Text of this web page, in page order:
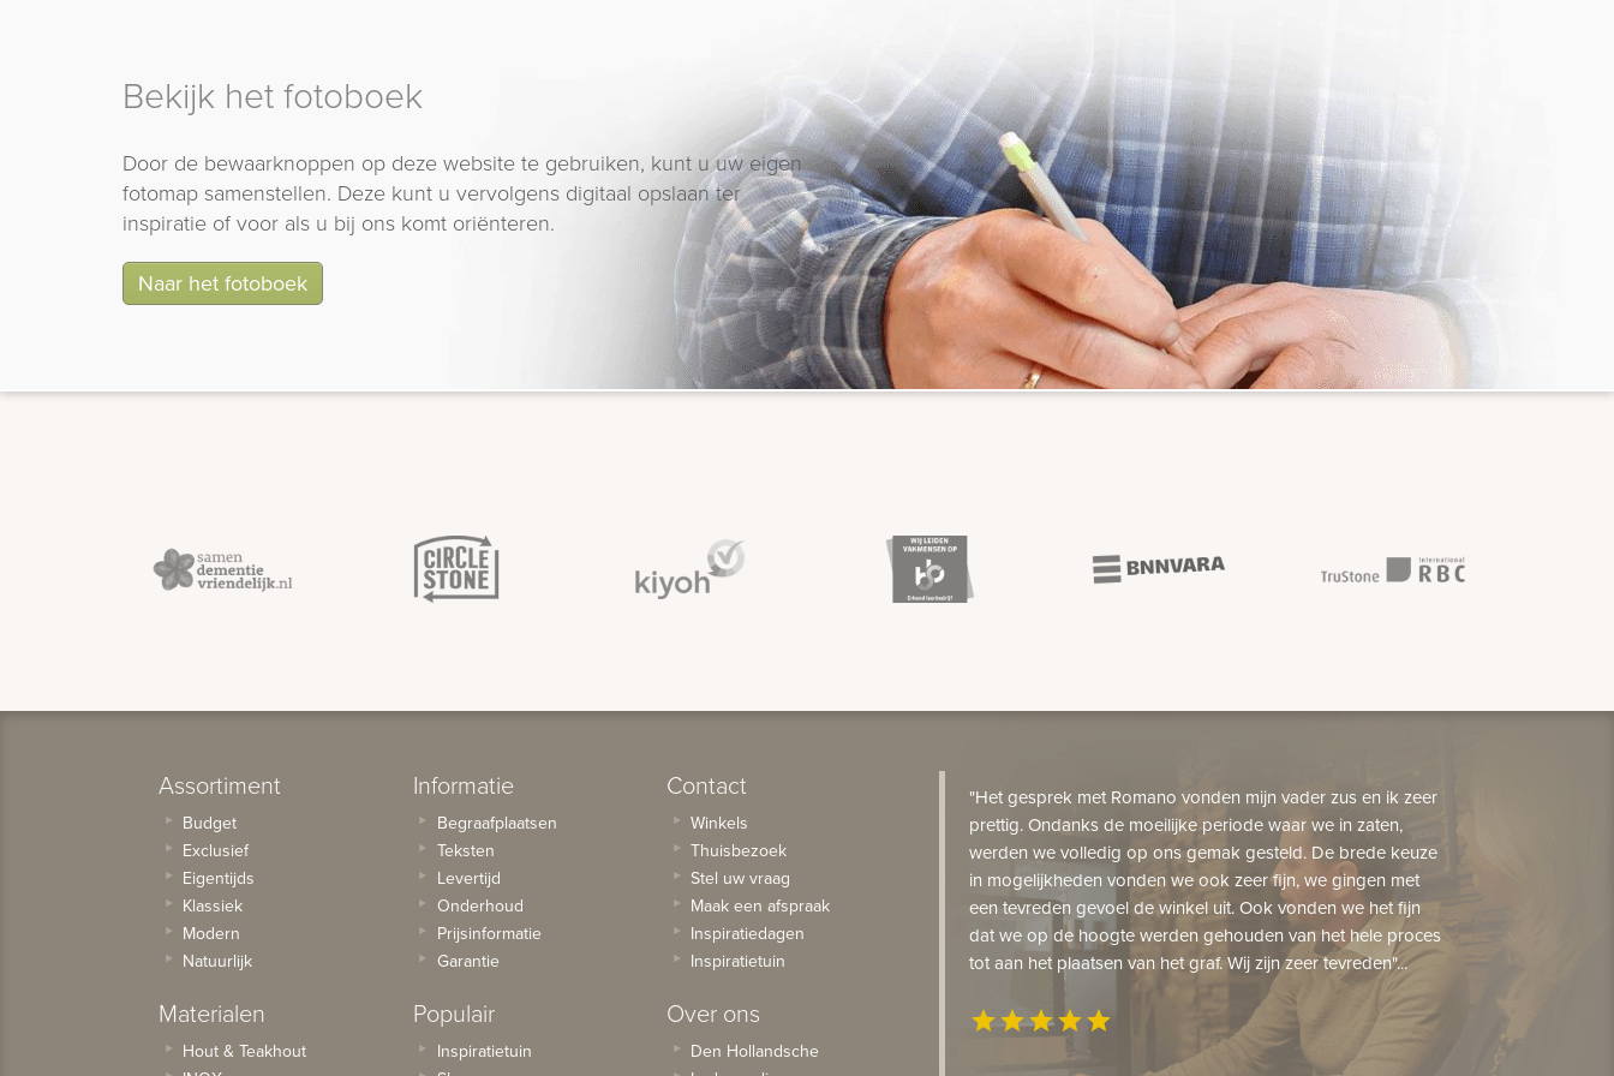
Bekijk het fotoboek
Door de bewaarknoppen op deze website te gebruiken, kunt u uw eigen
fotomap samenstellen. Deze kunt u vervolgens digitaal opslaan ter
inspiratie of voor als u bij ons komt oriënteren.
Naar het fotoboek
Assortiment
Budget
Exclusief
Eigentijds
Klassiek
Modern
Natuurlijk
Materialen
Hout & Teakhout
Informatie
Begraafplaatsen
Teksten
Levertijd
Onderhoud
Prijsinformatie
Garantie
Populair
Inspiratietuin
Contact
Winkels
Thuisbezoek
Stel uw vraag
Maak een afspraak
Inspiratiedagen
Inspiratietuin
Over ons
Den Hollandsche
"Het gesprek met Romano vonden mijn vader zus en ik zeer
prettig. Ondanks de moeilijke periode waar we in zaten,
werden we volledig op ons gemak gesteld. De brede keuze
in mogelijkheden vonden we ook zeer fijn, we gingen met
een tevreden gevoel de winkel uit. Ook vonden we het fijn
dat we op de hoogte werden gehouden van het hele proces
tot aan het plaatsen van het graf. Wij zijn zeer tevreden"...
starstarstarstarstar